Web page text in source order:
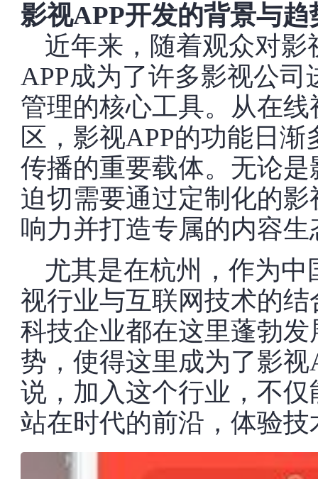
影视APP开发的背景与趋
近年来，随着观众对
APP成为了许多影视公
管理的核心工具。从在
区，影视APP的功能日
传播的重要载体。无论
迫切需要通过定制化的
响力并打造专属的内容生
尤其是在杭州，作为
视行业与互联网技术的
科技企业都在这里蓬勃
势，使得这里成为了影
说，加入这个行业，不
站在时代的前沿，体验